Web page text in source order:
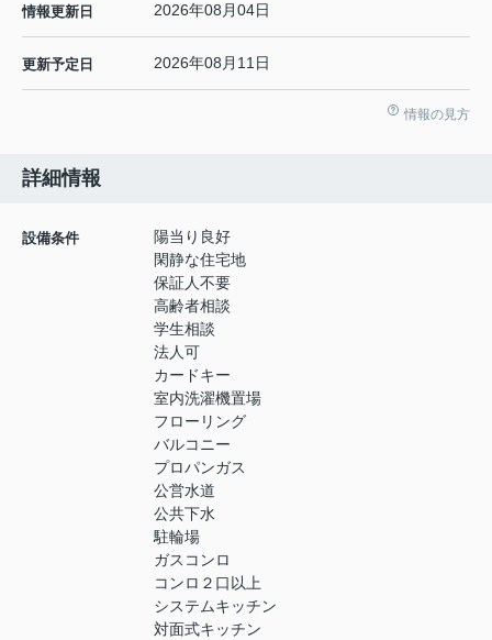
情報更新日 2026年08月04日
更新予定日 2026年08月11日
情報の見方
詳細情報
設備条件
陽当り良好
閑静な住宅地
保証人不要
高齢者相談
学生相談
法人可
カードキー
室内洗濯機置場
フローリング
バルコニー
プロパンガス
公営水道
公共下水
駐輪場
ガスコンロ
コンロ２口以上
システムキッチン
対面式キッチン